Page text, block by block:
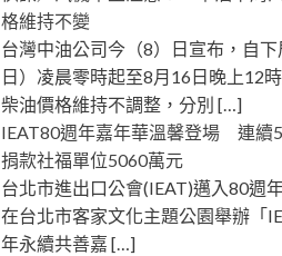
格維持不變
台灣中油公司今（8）日宣布，自
日）凌晨零時起至8月16日晚上12時
柴油價格維持不調整，分別 […]
IEAT80週年嘉年華溫馨登場 連續
捐款社福單位5060萬元
台北市進出口公會(IEAT)邁入80週
在台北市客家文化主題公園舉辦「
年永續共善嘉 […]